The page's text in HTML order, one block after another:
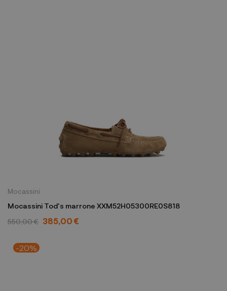
Mocassini
Mocassini Tod's marrone XXM52H05300RE0S818
550,00 € 385,00 €
-20%